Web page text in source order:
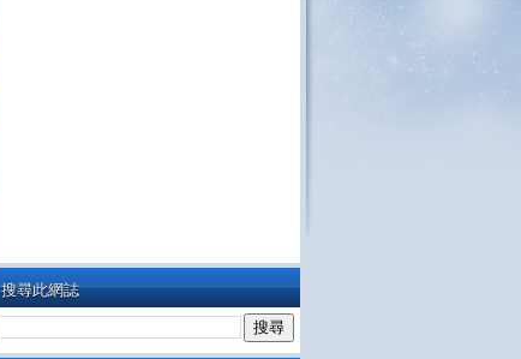
搜尋此網誌